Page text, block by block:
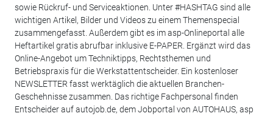
sowie Rückruf- und Serviceaktionen. Unter #HASHTAG sind alle
wichtigen Artikel, Bilder und Videos zu einem Themenspecial
zusammengefasst. Außerdem gibt es im asp-Onlineportal alle
Heftartikel gratis abrufbar inklusive E-PAPER. Ergänzt wird das
Online-Angebot um Techniktipps, Rechtsthemen und
Betriebspraxis für die Werkstattentscheider. Ein kostenloser
NEWSLETTER fasst werktäglich die aktuellen Branchen-
Geschehnisse zusammen. Das richtige Fachpersonal finden
Entscheider auf autojob.de, dem Jobportal von AUTOHAUS, asp